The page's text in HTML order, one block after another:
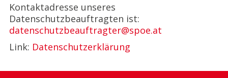
Kontaktadresse unseres
Datenschutzbeauftragten ist:
datenschutzbeauftragter@spoe.at
Link: Datenschutzerklärung